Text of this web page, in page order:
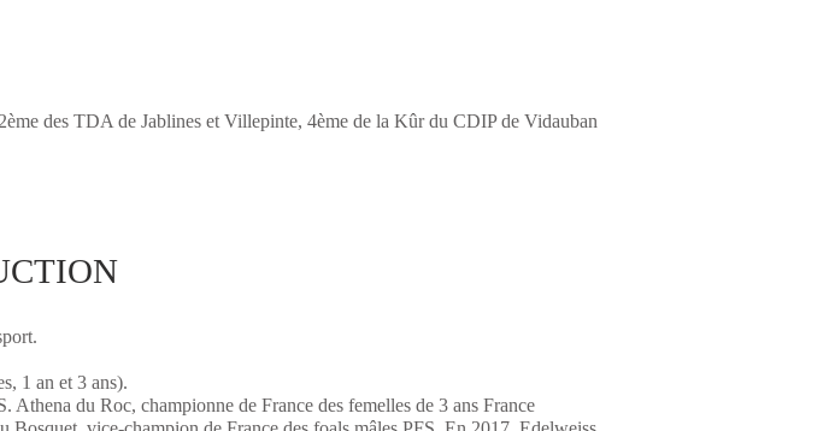
des TDA de Jablines et Villepinte, 4ème de la Kûr du CDIP de Vidauban
1 an et 3 ans).
du Roc, championne de France des femelles de 3 ans France